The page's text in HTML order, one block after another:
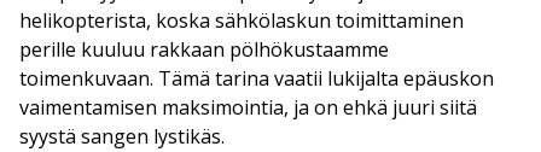
helikopterista, koska sähkölaskun toimittaminen
perille kuuluu rakkaan pölhökustaamme
toimenkuvaan. Tämä tarina vaatii lukijalta epäuskon
vaimentamisen maksimointia, ja on ehkä juuri siitä
syystä sangen lystikäs.